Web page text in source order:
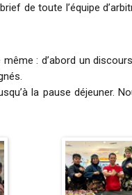
de toute l’équipe
: d’abord un
la pause déjeuner.